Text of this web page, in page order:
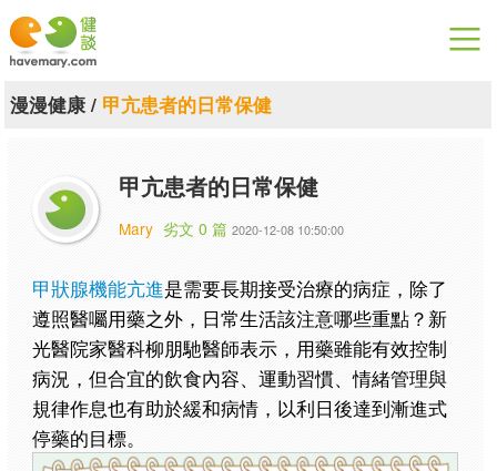
漫漫健康
關於健談
聯絡我們
下載專區
漫漫健康/ 甲亢患者的日常保健
甲亢患者的日常保健
Mary 劣文 0 篇 2020-12-08 10:50:00
甲狀腺機能亢進是需要長期接受治療的病症，除了
遵照醫囑用藥之外，日常生活該注意哪些重點？新
光醫院家醫科柳朋馳醫師表示，用藥雖能有效控制
病況，但合宜的飲食內容、運動習慣、情緒管理與
規律作息也有助於緩和病情，以利日後達到漸進式
停藥的目標。